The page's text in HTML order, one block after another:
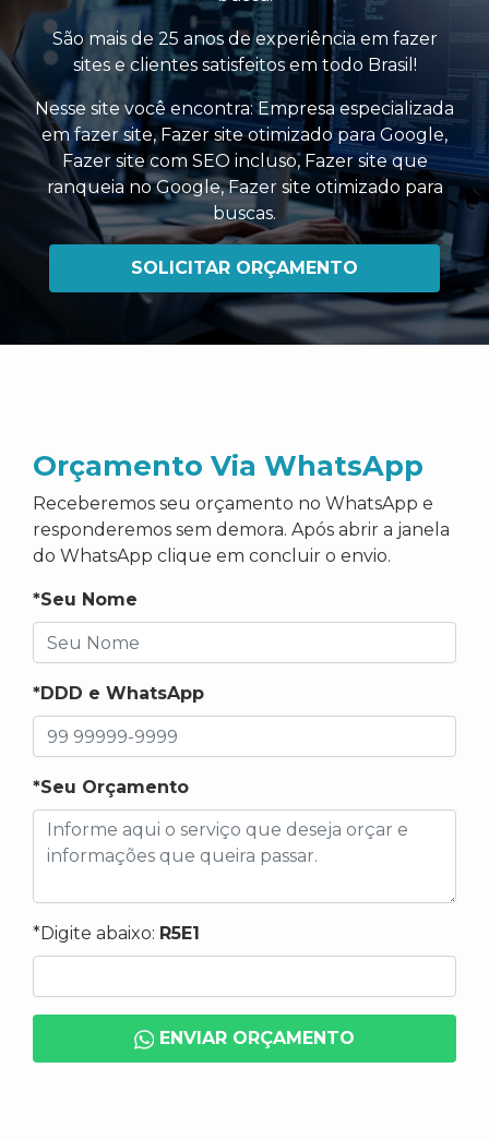
São mais de 25 anos de experiência em fazer
sites e clientes satisfeitos em todo Brasil!
Nesse site você encontra:Empresa especializada
em fazer site,Fazer site otimizado para Google,
Fazer site com SEO incluso, Fazer site que
ranqueia no Google,Fazer site otimizado para
buscas.
SOLICITAR ORÇAMENTO
Orçamento Via WhatsApp
Receberemos seu orçamento no WhatsApp e
responderemos sem demora. Após abrir a janela
do WhatsApp clique em concluir o envio.
*Seu Nome
*DDD e WhatsApp
*Seu Orçamento
*Digite abaixo: R5E1
ENVIAR ORÇAMENTO